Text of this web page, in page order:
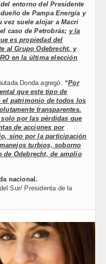
entorno del Presidente
de Pampa Energía y
vez suele alojar a Macri
caso de Petrobrás; y la
es propiedad del
al Grupo Odebrecht, y
en la última elección
Donda agregó: “Por
que este tipo de
el patrimonio de todos los
transparentes.
por las pérdidas que
de acciones por
sino por la participación
turbios, soborno
de Odebrecht, de amplio
nacional.
Sur/ Presidenta de la